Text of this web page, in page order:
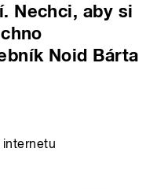
Nechci, aby si
Noid Bárta
internetu